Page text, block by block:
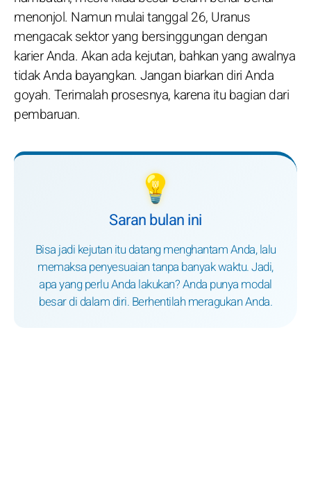
menonjol. Namun mulai tanggal 26, Uranus
mengacak sektor yang bersinggungan dengan
karier Anda. Akan ada kejutan, bahkan yang awalnya
tidak Anda bayangkan. Jangan biarkan diri Anda
goyah. Terimalah prosesnya, karena itu bagian dari
pembaruan.
💡
Saran bulan ini
Bisa jadi kejutan itu datang menghantam Anda, lalu
memaksa penyesuaian tanpa banyak waktu. Jadi,
apa yang perlu Anda lakukan? Anda punya modal
besar di dalam diri. Berhentilah meragukan Anda.